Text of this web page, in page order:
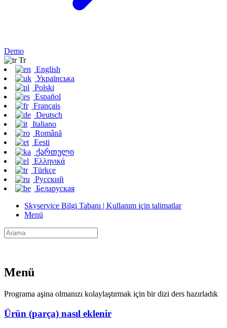
Demo
Tr
English
Українська
Polski
Español
Français
Deutsch
Italiano
Română
Eesti
ქართული
Ελληνικά
Türkçe
Русский
Беларуская
Skyservice Bilgi Tabanı | Kullanım için talimatlar
Menü
Menü
Programa aşina olmanızı kolaylaştırmak için bir dizi ders hazırladık
Ürün (parça) nasıl eklenir